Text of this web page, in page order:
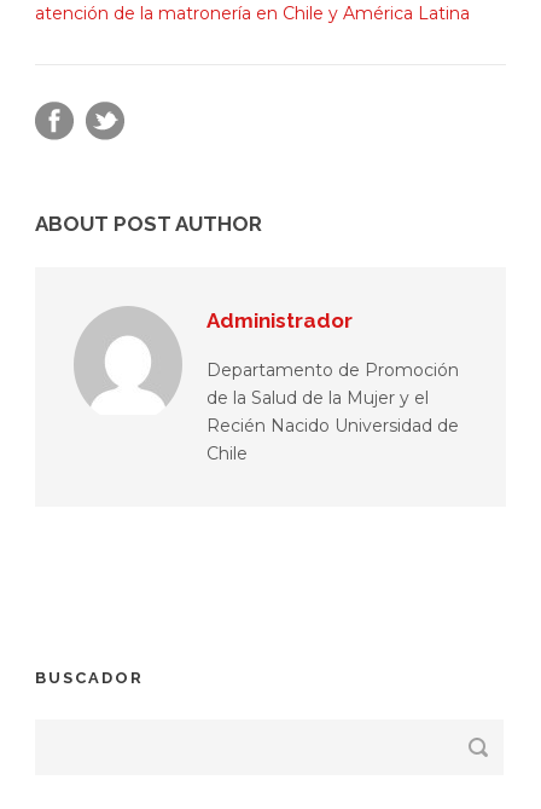
atención de la matronería en Chile y América Latina
ABOUT POST AUTHOR
Administrador
Departamento de Promoción
de la Salud de la Mujer y el
Recién Nacido Universidad de
Chile
BUSCADOR